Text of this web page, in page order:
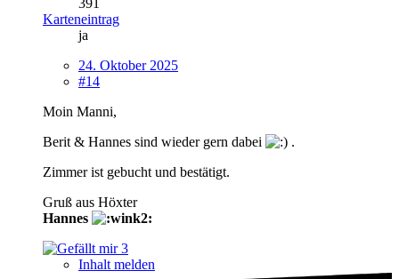
391
Karteneintrag
ja
24. Oktober 2025
#14
Moin Manni,
Berit & Hannes sind wieder gern dabei
.
Zimmer ist gebucht und bestätigt.
Gruß aus Höxter
Hannes
3
Inhalt melden